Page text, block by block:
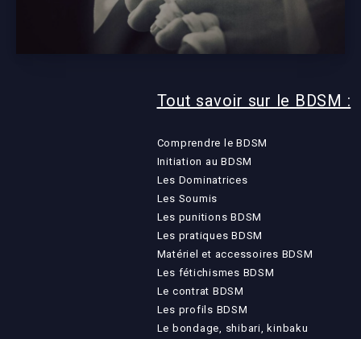
Tout savoir sur le BDSM :
Comprendre le BDSM
Initiation au BDSM
Les Dominatrices
Les Soumis
Les punitions BDSM
Les pratiques BDSM
Matériel et accessoires BDSM
Les fétichismes BDSM
Le contrat BDSM
Les profils BDSM
Le bondage, shibari, kinbaku